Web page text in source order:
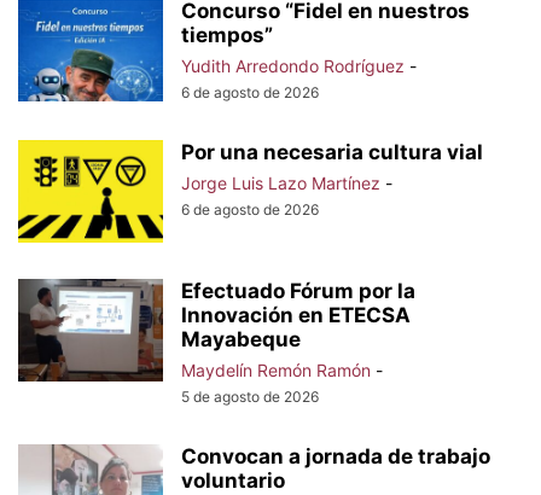
Concurso “Fidel en nuestros
tiempos”
Yudith Arredondo Rodríguez -
6 de agosto de 2026
Por una necesaria cultura vial
Jorge Luis Lazo Martínez -
6 de agosto de 2026
Efectuado Fórum por la
Innovación en ETECSA
Mayabeque
Maydelín Remón Ramón -
5 de agosto de 2026
Convocan a jornada de trabajo
voluntario